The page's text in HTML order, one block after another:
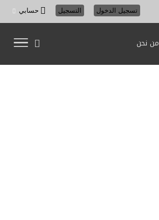
تسجيل الدخول التسجيل حسابي
من نحن